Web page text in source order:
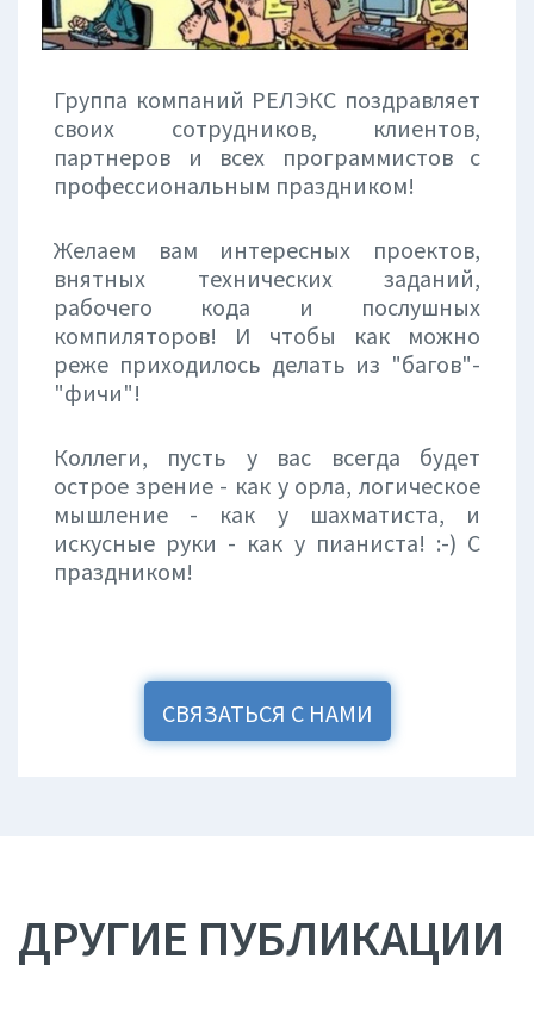
Группа компаний РЕЛЭКС поздравляет
своих сотрудников, клиентов,
партнеров и всех программистов с
профессиональным праздником!
Желаем вам интересных проектов,
внятных технических заданий,
рабочего кода и послушных
компиляторов! И чтобы как можно
реже приходилось делать из "багов"-
"фичи"!
Коллеги, пусть у вас всегда будет
острое зрение - как у орла, логическое
мышление - как у шахматиста, и
искусные руки - как у пианиста! :-) С
праздником!
СВЯЗАТЬСЯ С НАМИ
ДРУГИЕ ПУБЛИКАЦИИ